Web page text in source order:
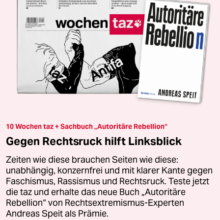
10 Wochen taz + Sachbuch „Autoritäre Rebellion“
Gegen Rechtsruck hilft Linksblick
Zeiten wie diese brauchen Seiten wie diese:
unabhängig, konzernfrei und mit klarer Kante gegen
Faschismus, Rassismus und Rechtsruck. Teste jetzt
die taz und erhalte das neue Buch „Autoritäre
Rebellion“ von Rechtsextremismus-Experten
Andreas Speit als Prämie.